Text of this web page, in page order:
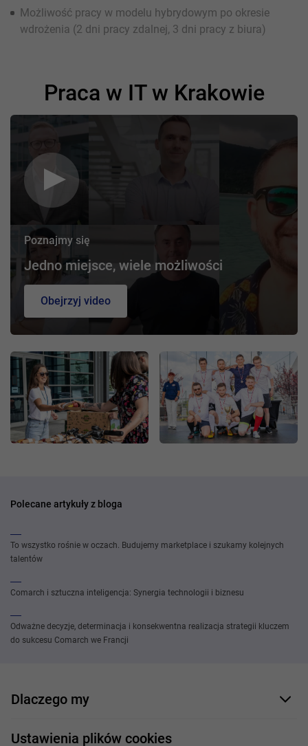
Możliwość pracy w modelu hybrydowym po okresie
wdrożenia (2 dni pracy zdalnej, 3 dni pracy z biura)
Praca w IT w Krakowie
Poznajmy się
Jedno miejsce, wiele możliwości
Obejrzyj video
Polecane artykuły z bloga
To wszystko rośnie w oczach. Budujemy marketplace i szukamy kolejnych
talentów
Comarch i sztuczna inteligencja: Synergia technologii i biznesu
Odważne decyzje, determinacja i konsekwentna realizacja strategii kluczem
do sukcesu Comarch we Francji
Dlaczego my
Nasi pracownicy
Ustawienia plików cookies